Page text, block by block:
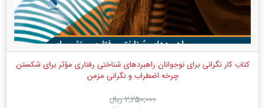
کتاب کار نگرانی برای نوجوانان راهبردهای شناختی رفتاری مؤثر برای شکستن
چرخه اضطراب و نگرانی مزمن
2,250,000 ریال